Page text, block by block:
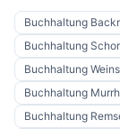
Buchhaltung
Buchhaltung
Buchhaltung
Buchhaltung
Buchhaltung